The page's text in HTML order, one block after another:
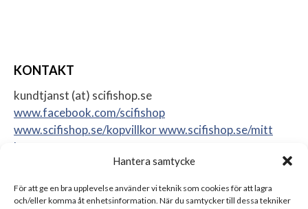
Hantera samtycke
För att ge en bra upplevelse använder vi teknik som cookies för att lagra
och/eller komma åt enhetsinformation. När du samtycker till dessa tekniker
KONTAKT
kundtjanst (at) scifishop.se
www.facebook.com/scifishop
www.scifishop.se/kopvillkorwww.scifishop.se/mitt
konto
Sweden